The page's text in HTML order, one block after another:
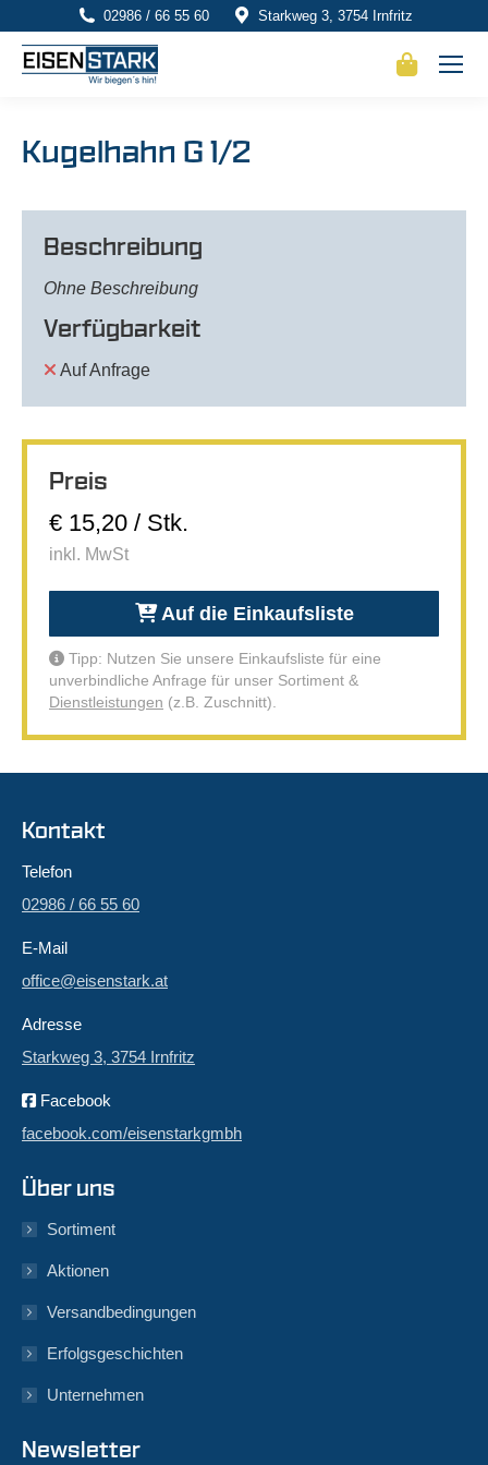
02986 / 66 55 60 Starkweg 3, 3754 Irnfritz
Kugelhahn G 1/2
Beschreibung
Ohne Beschreibung
Verfügbarkeit
Auf Anfrage
Preis
€ 15,20 / Stk.
inkl. MwSt
Auf die Einkaufsliste
Tipp: Nutzen Sie unsere Einkaufsliste für eine
unverbindliche Anfrage für unser Sortiment &
Dienstleistungen (z.B. Zuschnitt).
Kontakt
Telefon
02986 / 66 55 60
E-Mail
office@eisenstark.at
Adresse
Starkweg 3, 3754 Irnfritz
Facebook
facebook.com/eisenstarkgmbh
Über uns
Sortiment
Aktionen
Versandbedingungen
Erfolgsgeschichten
Unternehmen
Newsletter